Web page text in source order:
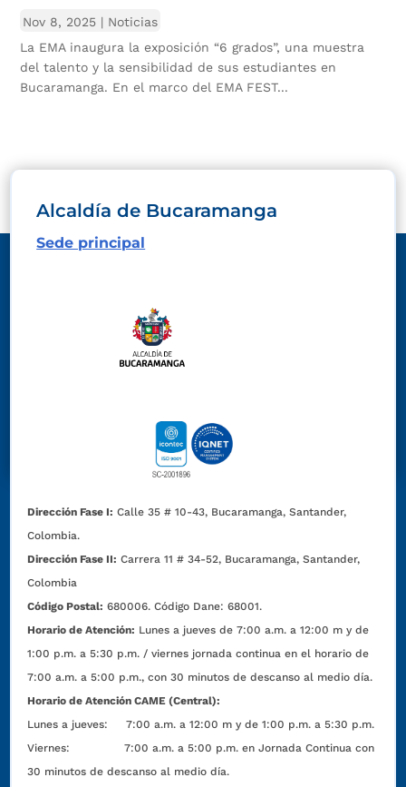
Nov 8, 2025 | Noticias
La EMA inaugura la exposición “6 grados”, una muestra
del talento y la sensibilidad de sus estudiantes en
Bucaramanga. En el marco del EMA FEST...
Alcaldía de Bucaramanga
Sede principal
Dirección Fase I: Calle 35 # 10-43, Bucaramanga, Santander,
Colombia.
Dirección Fase II: Carrera 11 # 34-52, Bucaramanga, Santander,
Colombia
Código Postal: 680006. Código Dane: 68001.
Horario de Atención: Lunes a jueves de 7:00 a.m. a 12:00 m y de
1:00 p.m. a 5:30 p.m. / viernes jornada continua en el horario de
7:00 a.m. a 5:00 p.m., con 30 minutos de descanso al medio día.
Horario de Atención CAME (Central):
Lunes a jueves: 7:00 a.m. a 12:00 m y de 1:00 p.m. a 5:30 p.m.
Viernes: 7:00 a.m. a 5:00 p.m. en Jornada Continua con
30 minutos de descanso al medio día.